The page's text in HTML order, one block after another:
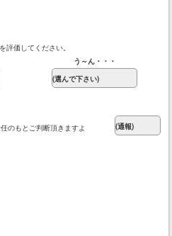
評価してください。
う～ん・・・
のもとご判断頂きますよ